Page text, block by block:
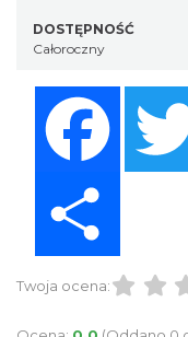
DOSTĘPNOŚĆ
Całoroczny
Twoja ocena: